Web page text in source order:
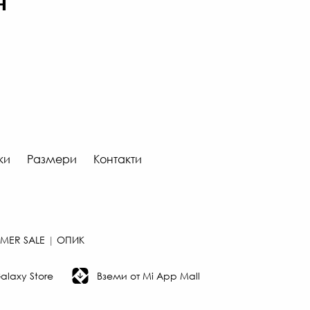
Размери Контакти
SALE | ОПИК
Store Вземи от Mi App Mall